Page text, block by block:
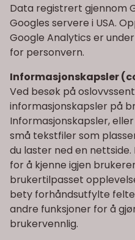
Data registrert gjennom
Googles servere i USA.
Google Analytics er
for personvern.
Informasjonskapsler
Ved besøk på
informasjonskapsler på
Informasjonskapsler,
små tekstfiler som
du laster ned en
for å kjenne igjen
brukertilpasset
bety forhåndsutfylte
andre funksjoner for å
brukervennlig.